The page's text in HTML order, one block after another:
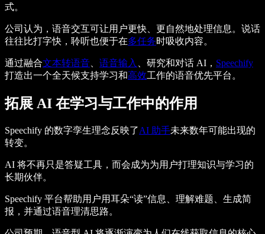
式。
公司认为，语音交互可让用户更快、更自然地处理信息。说话
往往比打字快，聆听也便于在多任务时吸收内容。
通过融合文本转语音 语音输入 、研究和对话 AI， Speechify
打造出一个全天候支持学习和高效工作的语音优先平台。
拓展 AI 在学习与工作中的作用
Speechify 的数字孪生理念反映了AI 助手未来数年可能出现的
转变。
AI 将不再只是答疑工具，而会成为为用户打理知识与学习的
长期伙伴。
Speechify 平台帮助用户用耳朵“读”信息、理解难题、生成简
报，并通过语音理清思路。